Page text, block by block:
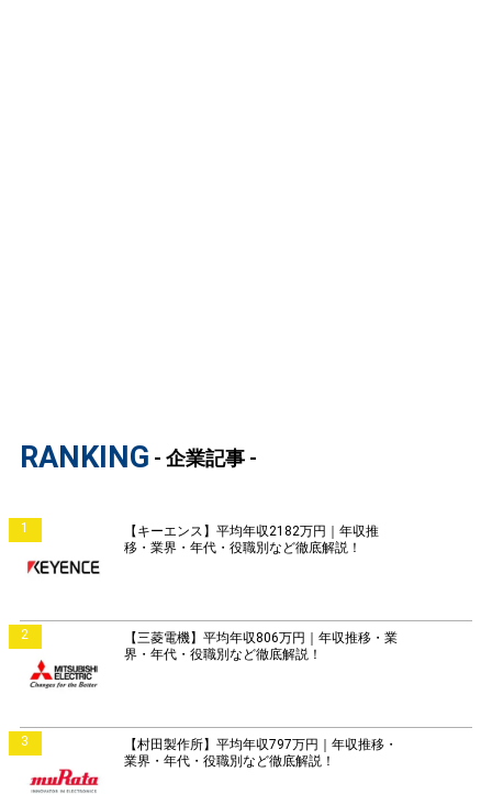
RANKING - 企業記事 -
1
【キーエンス】平均年収2182万円｜年収推
移・業界・年代・役職別など徹底解説！
2
【三菱電機】平均年収806万円｜年収推移・業
界・年代・役職別など徹底解説！
3
【村田製作所】平均年収797万円｜年収推移・
業界・年代・役職別など徹底解説！